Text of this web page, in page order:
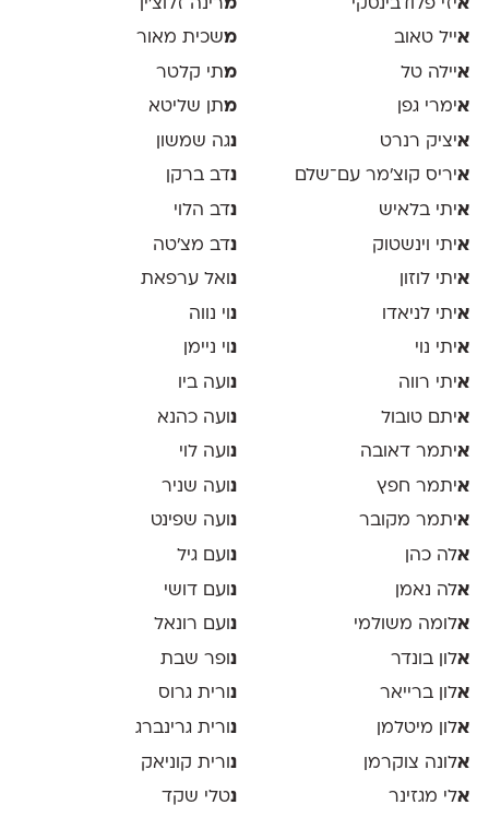
איזי פלודבינסקי
אייל טאוב
איילה טל
אימרי גפן
איציק רנרט
איריס קוצ׳מר עם־שלם
איתי בלאיש
איתי וינשטוק
איתי לוזון
איתי לניאדו
איתי נוי
איתי רווה
איתם טובול
איתמר דאובה
איתמר חפץ
איתמר מקובר
אלה כהן
אלה נאמן
אלומה משולמי
אלון בונדר
אלון ברייאר
אלון מיטלמן
אלונה צוקרמן
אלי מגזינר
מרינה זלוצ׳ין
משכית מאור
מתי קלטר
מתן שליטא
נגה שמשון
נדב ברקן
נדב הלוי
נדב מצ׳טה
נואל ערפאת
נ וי נווה
נוי ניימן
נ ועה ביו
נ ועה כהנא
נועה לוי
נ ועה שניר
נועה שפינט
נ ועם גיל
נ ועם דושי
נועם רונאל
נ ופר שבת
נורית גרוס
נ ורית גרינברג
נורית קוניאק
נטלי שקד